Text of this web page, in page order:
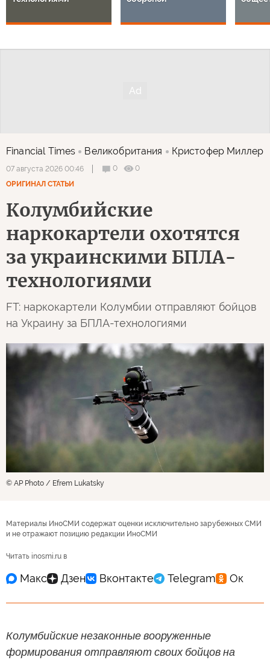
Financial Times Великобритания Кристофер Миллер
07 августа 2026 00:46 0
0
ОРИГИНАЛ СТАТЬИ
Колумбийские
наркокартели охотятся
за украинскими БПЛА-
технологиями
FT: наркокартели Колумбии отправляют бойцов
на Украину за БПЛА-технологиями
© AP Photo / Efrem Lukatsky
Материалы ИноСМИ содержат оценки исключительно зарубежных СМИ
и не отражают позицию редакции ИноСМИ
Читать inosmi.ru в
Колумбийские незаконные вооруженные
формирования отправляют своих бойцов на